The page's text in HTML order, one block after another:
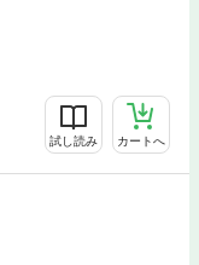
試し読み カートへ